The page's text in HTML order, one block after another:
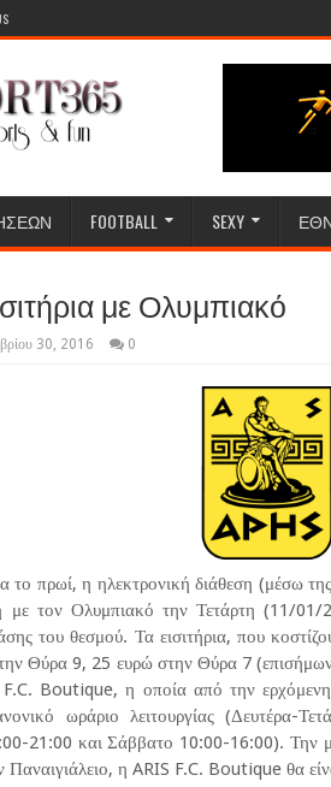
FOOTBALL SEXY
με Ολυμπιακό
30, 2016 0
το πρωί, η ηλεκτρονική διάθεση (μέσω
με τον Ολυμπιακό την Τετάρτη (11/01/
του θεσμού. Τα εισιτήρια, που
Θύρα 9, 25 ευρώ στην Θύρα 7 (επισήμων)
Boutique, η οποία από την ερχόμενη
ωράριο λειτουργίας (Δευτέρα-
21:00 και Σάββατο 10:00-16:00). Την
Παναιγιάλειο, η ARIS F.C. Boutique θα